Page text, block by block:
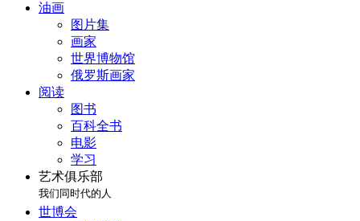
油画
图片集
画家
世界博物馆
俄罗斯画家
阅读
图书
百科全书
电影
学习
艺术俱乐部
我们同时代的人
世博会